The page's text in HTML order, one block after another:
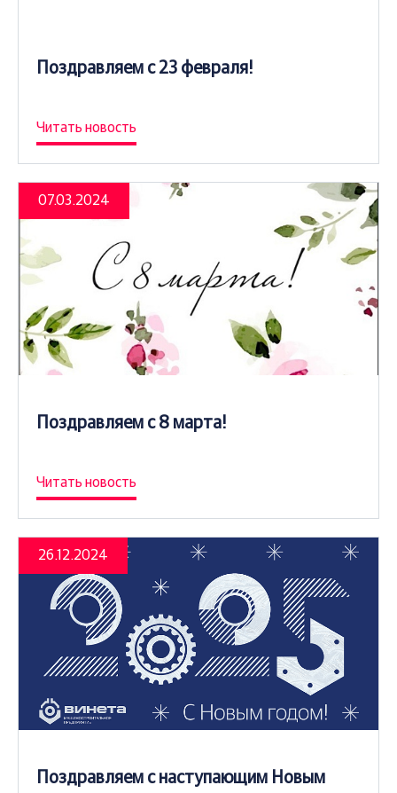
Поздравляем с 23 февраля!
Читать новость
07.03.2024
Поздравляем с 8 марта!
Читать новость
26.12.2024
Поздравляем с наступающим Новым